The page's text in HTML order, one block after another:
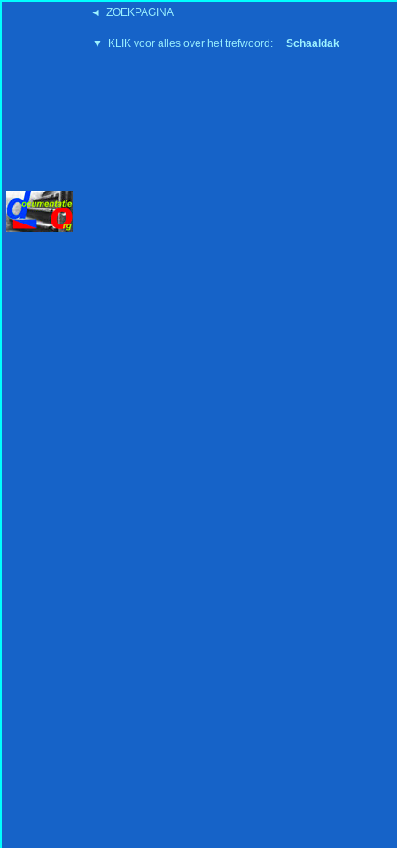
◄ ZOEKPAGINA
▼ KLIK voor alles over het trefwoord: Schaaldak
'15:19 19-2-2008